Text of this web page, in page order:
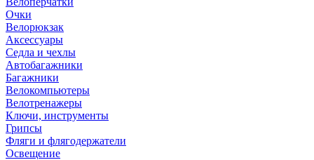
Очки
Велорюкзак
Аксессуары
Седла и чехлы
Автобагажники
Багажники
Велокомпьютеры
Велотренажеры
Ключи, инструменты
Грипсы
Фляги и флягодержатели
Освещение